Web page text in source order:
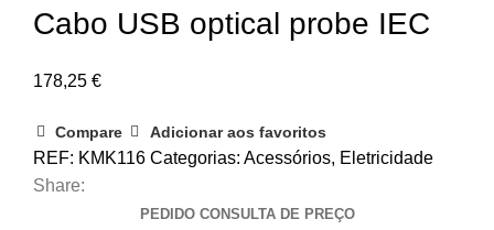
Cabo USB optical probe IEC
178,25 €
Compare Adicionar aos favoritos
REF: KMK116 Categorias: Acessórios, Eletricidade
Share:
PEDIDO CONSULTA DE PREÇO